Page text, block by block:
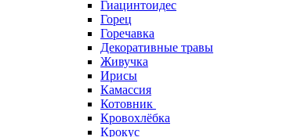
Гиацинтоидес
Горец
Горечавка
Декоративные травы
Живучка
Ирисы
Камассия
Котовник
Кровохлёбка
Крокус